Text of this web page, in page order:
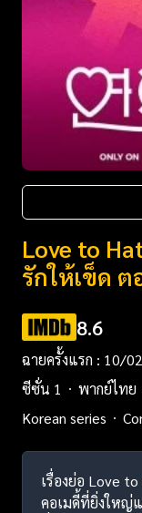
Love to
รักให้เข็ด
8.6
ฉายครั้งแรก : 10/
ซีซั่น 1
พากย์ไทย
Korean series
เรื่องย่อ Love
คอเมดี้ที่ยิ่งใหญ่